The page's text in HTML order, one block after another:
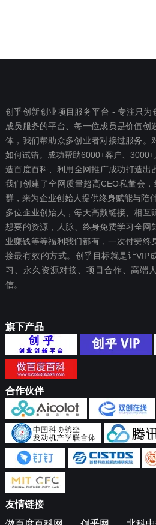
创乎创新创业项目服务平台 - 专注只为
成员服务的平台、每一位成员是价值创
体，我们帮助众多创业者对接过服务。
如何试错。成功帮助6000+客户、
造百度百科、利用全网推广成功打造出
我们创建了全网质量超高CEO私董会
群，来为企业创始人提供终身赋能与陪
多位企业创始人，每天高频链接、相互
想要‬的资源，人脉、终身免费学习全网
业赚钱等等福利我们都‬有，一次付费终‬
接最有效‬的方式。创乎目标就是让VIP
习、永久资源对接、项目合作、高端
信。
旗下产品
合作伙伴
友情链接